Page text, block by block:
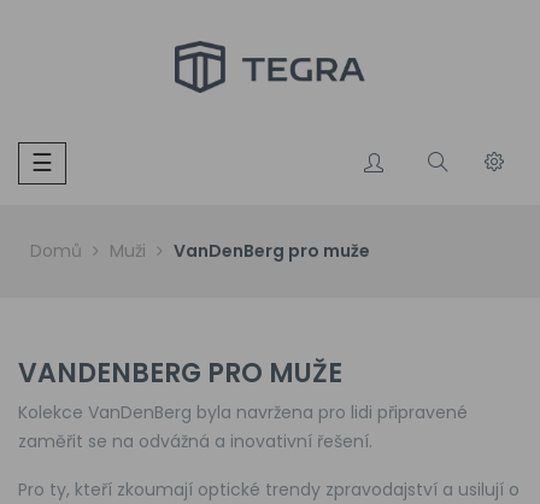
Toggle
navigation
☰
Domů Muži VanDenBerg pro muže
VANDENBERG PRO MUŽE
Kolekce VanDenBerg byla navržena pro lidi připravené
zaměřit se na odvážná a inovativní řešení.
Pro ty, kteří zkoumají optické trendy zpravodajství a usilují o